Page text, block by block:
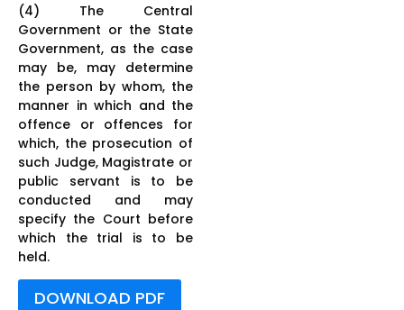
(4) The Central
Government or the State
Government, as the case
may be, may determine
the person by whom, the
manner in which and the
offence or offences for
which, the prosecution of
such Judge, Magistrate or
public servant is to be
conducted and may
specify the Court before
which the trial is to be
held.
DOWNLOAD PDF